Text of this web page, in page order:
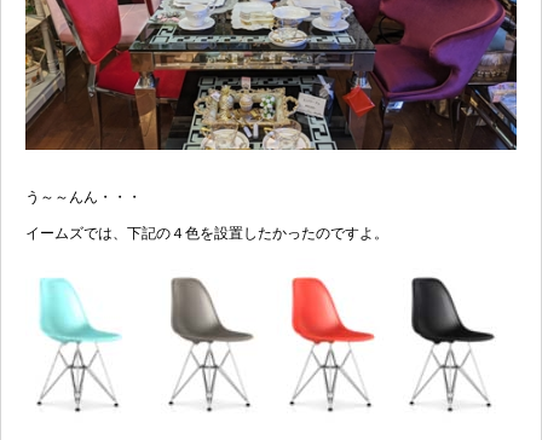
う～～んん・・・
イームズでは、下記の４色を設置したかったのですよ。